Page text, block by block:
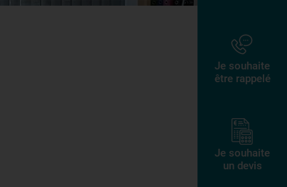
Je souhaite
être rappelé
Je souhaite
un devis